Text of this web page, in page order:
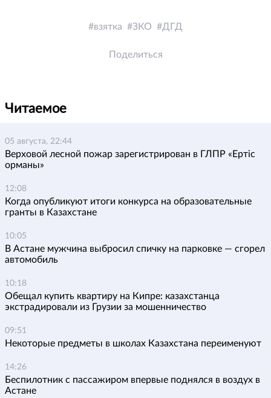
взятка ЗКО ДГД
Поделиться
Читаемое
05 августа, 22:44
Верховой лесной пожар зарегистрирован в ГЛПР «Ертіс
орманы»
12:08
Когда опубликуют итоги конкурса на образовательные
гранты в Казахстане
10:05
В Астане мужчина выбросил спичку на парковке — сгорел
автомобиль
10:18
Обещал купить квартиру на Кипре: казахстанца
экстрадировали из Грузии за мошенничество
09:51
Некоторые предметы в школах Казахстана переименуют
14:26
Беспилотник с пассажиром впервые поднялся в воздух в
Астане